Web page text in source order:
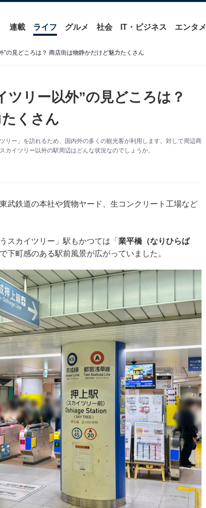
連載 ライフ グルメ 社会 IT・ビジネス エンタメ
”の見どころは？ 商店街は物静かだけど魅力たくさん
ツリー以外”の見どころは？
くさん
リー」を訪れるため、国内外の多くの観光客が利用します。対して周辺商
イツリー以外の駅周辺はどんな状況なのでしょうか。
武鉄道の本社や貨物ヤード、生コンクリート工場など
スカイツリー」駅もかつては「 業平橋（なりひらば
下町感のある駅前風景が広がっていました。